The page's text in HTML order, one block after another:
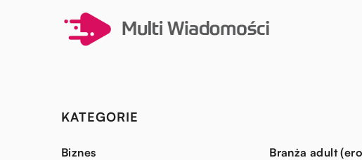
KATEGORIE
Biznes Branża adult